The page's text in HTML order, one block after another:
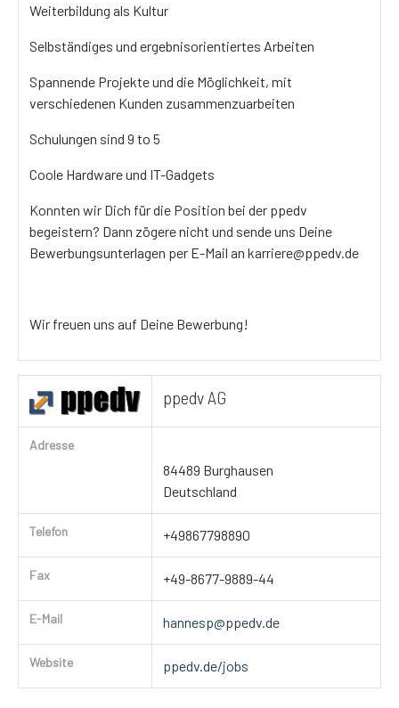
Weiterbildung als Kultur
Selbständiges und ergebnisorientiertes Arbeiten
Spannende Projekte und die Möglichkeit, mit
verschiedenen Kunden zusammenzuarbeiten
Schulungen sind 9 to 5
Coole Hardware und IT-Gadgets
Konnten wir Dich für die Position bei der ppedv
begeistern? Dann zögere nicht und sende uns Deine
Bewerbungsunterlagen per E-Mail an karriere@ppedv.de
Wir freuen uns auf Deine Bewerbung!
ppedv AG
Adresse
84489 Burghausen
Deutschland
Telefon +49867798890
Fax +49-8677-9889-44
E-Mail hannesp@ppedv.de
Website ppedv.de/jobs